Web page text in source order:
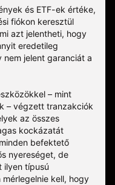
és ETF-ek értéke,
fiókon keresztül
azt jelentheti, hogy
eredetileg
jelent garanciát a
– mint
– végzett tranzakciók
az összes
kockázatát
befektető
nyereséget, de
ilyen típusú
kell, hogy